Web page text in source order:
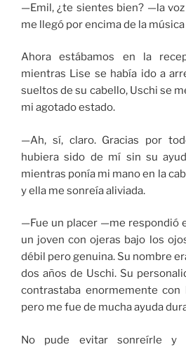
—Emil, ¿te sientes bien? —la
me llegó por encima de la
Ahora estábamos en la
mientras Lise se había ido a
sueltos de su cabello, Uschi se
mi agotado estado.
—Ah, sí, claro. Gracias por
hubiera sido de mí sin su
mientras ponía mi mano en la
y ella me sonreía aliviada.
—Fue un placer —me respondió
un joven con ojeras bajo los
débil pero genuina. Su nombre
dos años de Uschi. Su
contrastaba enormemente con
pero me fue de mucha ayuda
No pude evitar sonreírle y